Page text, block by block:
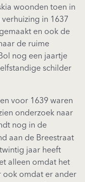
woonden toen in
in 1637
en ook de
de ruime
nog een jaartje
schilder
voor 1639 waren
onderzoek naar
nog in de
aan de Breestraat
jaar heeft
alleen omdat het
ook omdat er ander